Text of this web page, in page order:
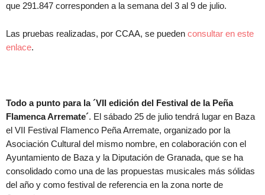
que 291.847 corresponden a la semana del 3 al 9 de julio.
Las pruebas realizadas, por CCAA, se pueden consultar en este
enlace.
Todo a punto para la ´VII edición del Festival de la Peña
Flamenca Arremate´. El sábado 25 de julio tendrá lugar en Baza
el VII Festival Flamenco Peña Arremate, organizado por la
Asociación Cultural del mismo nombre, en colaboración con el
Ayuntamiento de Baza y la Diputación de Granada, que se ha
consolidado como una de las propuestas musicales más sólidas
del año y como festival de referencia en la zona norte de